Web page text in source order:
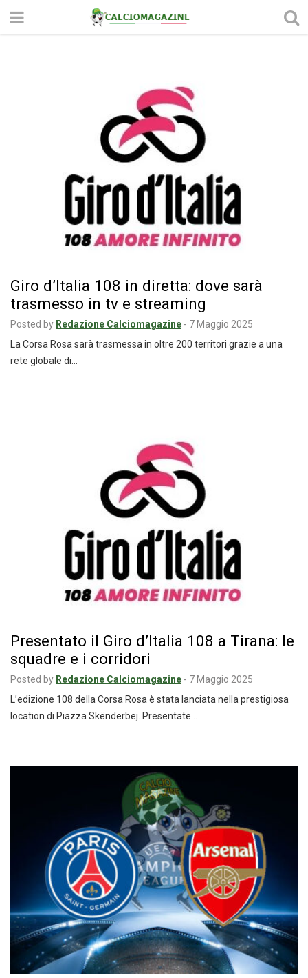
Giro d’Italia 108 in diretta: dove sarà
trasmesso in tv e streaming
Posted by Redazione Calciomagazine - 7 Maggio 2025
La Corsa Rosa sarà trasmessa in oltre 200 territori grazie a una
rete globale di…
Presentato il Giro d’Italia 108 a Tirana: le
squadre e i corridori
Posted by Redazione Calciomagazine - 7 Maggio 2025
L’edizione 108 della Corsa Rosa è stata lanciata nella prestigiosa
location di Piazza Skënderbej. Presentate…